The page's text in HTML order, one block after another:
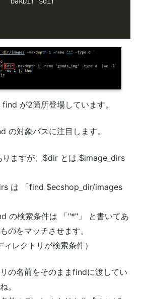
が2箇所登場しています。
の対象パスに注目します。
りますが、$dir とは $image_dirs
は 「find $ecshop_dir/images
の検索条件は 「"*"」 と書いてあ
のをマッチさせます。
レクトリが検索条件）
の名前をそのままfindに渡してい
。